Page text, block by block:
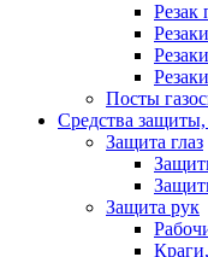
Резак
Посты
Средства
Защита глаз
Защита рук